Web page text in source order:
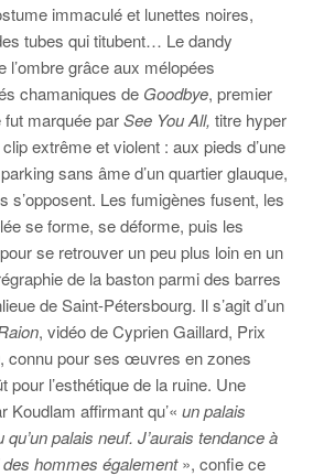
immaculé et lunettes noires,
tubes qui titubent… Le dandy
l’ombre grâce aux mélopées
chamaniques de Goodbye, premier
fut marquée parSee You All, titre hyper
extrême et violent : aux pieds d’une
sans âme d’un quartier glauque,
s’opposent. Les fumigènes fusent, les
se forme, se déforme, puis les
se retrouver un peu plus loin en un
de la baston parmi des barres
de Saint-Pétersbourg. Il s’agit d’un
, vidéo de Cyprien Gaillard, Prix
connu pour ses œuvres en zones
pour l’esthétique de la ruine. Une
Koudlam affirmant qu’« un palais
palais neuf. J’aurais tendance à
des hommes également», confie ce